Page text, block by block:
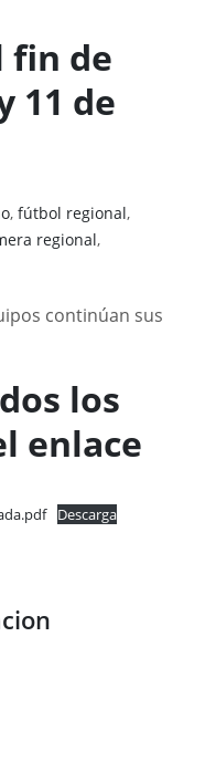
fin de
11 de
,fútbol regional,
regional,
continúan sus
los
enlace
Descarga